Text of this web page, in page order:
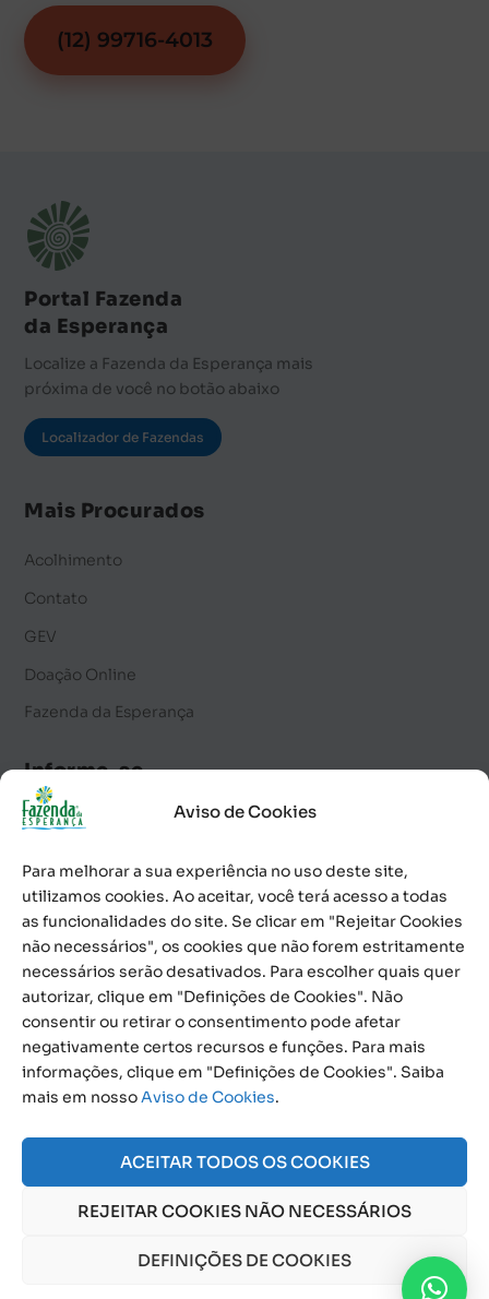
Aviso de Cookies
Para melhorar a sua experiência no uso deste site,
utilizamos cookies. Ao aceitar, você terá acesso a todas
as funcionalidades do site. Se clicar em "Rejeitar Cookies
não necessários", os cookies que não forem estritamente
necessários serão desativados. Para escolher quais quer
autorizar, clique em "Definições de Cookies". Não
consentir ou retirar o consentimento pode afetar
negativamente certos recursos e funções. Para mais
informações, clique em "Definições de Cookies". Saiba
mais em nossoAviso de Cookies.
ACEITAR TODOS OS COOKIES
REJEITAR COOKIES NÃO NECESSÁRIOS
DEFINIÇÕES DE COOKIES
(12) 99716-4013
Portal Fazenda
da Esperança
Localize a Fazenda da Esperança mais
próxima de você no botão abaixo
Localizador de Fazendas
Mais Procurados
Acolhimento
Contato
GEV
Doação Online
Fazenda da Esperança
Informe-se
Notícias
Calendário de Eventos
Contato
0800 591 1100
Social
© 2026 Obra Social Nossa Senhora da Gloria - Fazenda
da Esperança. CNPJ: 48555775000150 |Aviso de Cookies